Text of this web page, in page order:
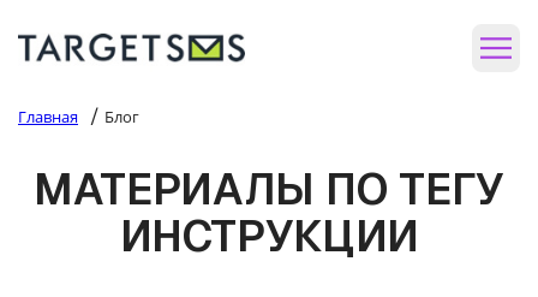
Главная / Блог
МАТЕРИАЛЫ ПО ТЕГУ
ИНСТРУКЦИИ